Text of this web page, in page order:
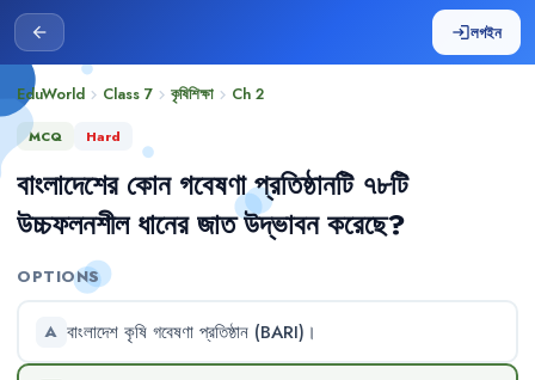
arrow_back loginলগইন
EduWorld chevron_right Class 7 chevron_right কৃষিশিক্ষা chevron_right Ch 2
MCQ Hard
বাংলাদেশের কোন গবেষণা প্রতিষ্ঠানটি ৭৮টি
উচ্চফলনশীল ধানের জাত উদ্ভাবন করেছে?
OPTIONS
A বাংলাদেশ কৃষি গবেষণা প্রতিষ্ঠান (BARI) ।